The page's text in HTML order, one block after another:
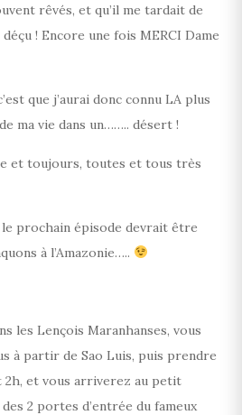
rêvés, et qu’il me tardait de
! Encore une fois MERCI Dame
que j’aurai donc connu LA plus
ma vie dans un…….. désert !
et toujours, toutes et tous très
prochain épisode devrait être
à l’Amazonie…..
les Lençois Maranhanses, vous
à partir de Sao Luis, puis prendre
2h, et vous arriverez au petit
2 portes d’entrée du fameux